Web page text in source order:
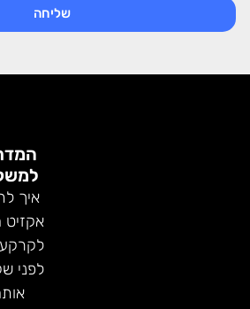
שליחה
איך
לפני